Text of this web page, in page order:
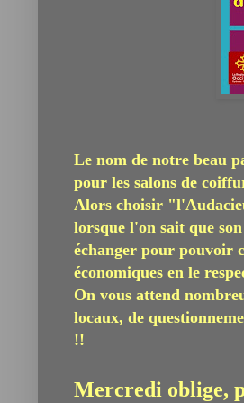
Le nom de notre beau
pour les salons de
Alors choisir
lorsque l'on sait que
échanger pour pouvoir
économiques en le
On vous attend
locaux, de
!!
Mercredi oblige,